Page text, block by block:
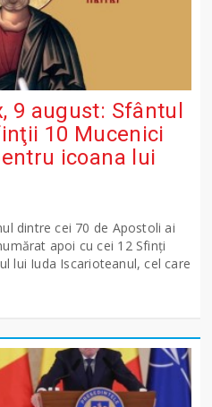
9 august: Sfântul
10 Mucenici
icoana lui
dintre cei 70 de Apostoli ai
apoi cu cei 12 Sfinţi
lui Iuda Iscarioteanul, cel care